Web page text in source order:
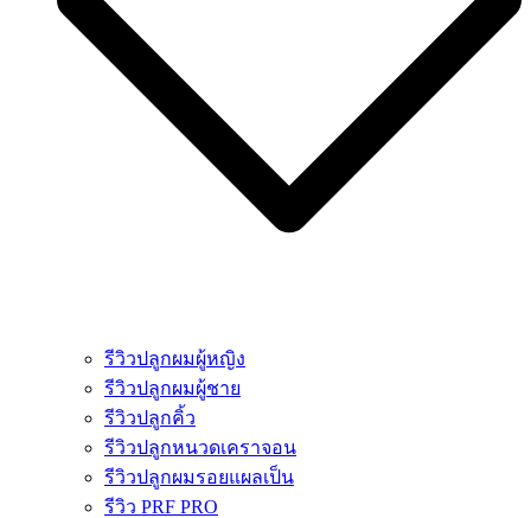
รีวิวปลูกผมผู้หญิง
รีวิวปลูกผมผู้ชาย
รีวิวปลูกคิ้ว
รีวิวปลูกหนวดเคราจอน
รีวิวปลูกผมรอยแผลเป็น
รีวิว PRF PRO